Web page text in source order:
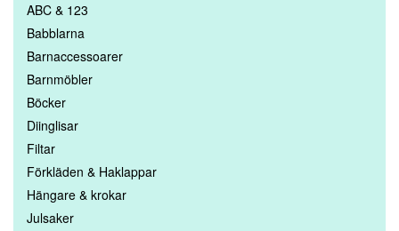
ABC & 123
Babblarna
Barnaccessoarer
Barnmöbler
Böcker
Diinglisar
Filtar
Förkläden & Haklappar
Hängare & krokar
Julsaker